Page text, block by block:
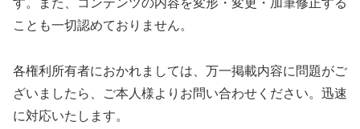
す。また、コンテンツの内容を変形・変更・加筆修正する
ことも一切認めておりません。
各権利所有者におかれましては、万一掲載内容に問題がご
ざいましたら、ご本人様よりお問い合わせください。迅速
に対応いたします。